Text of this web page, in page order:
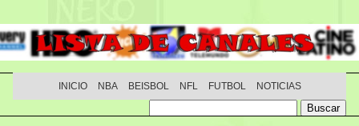
INICIO NBA BEISBOL NFL FUTBOL NOTICIAS